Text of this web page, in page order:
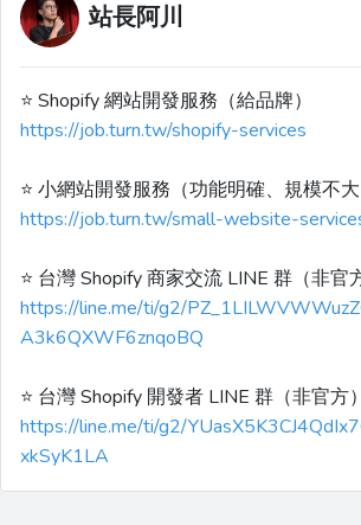
站長阿川
⭐️ Shopify 網站開發服務（給品牌）
https://job.turn.tw/shopify-services
⭐️ 小網站開發服務（功能明確、規模不大
https://job.turn.tw/small-website-
⭐️ 台灣 Shopify 商家交流 LINE 群（非官
https://line.me/ti/g2/
A3k6QXWF6znqoBQ
⭐️ 台灣 Shopify 開發者 LINE 群（非官方）
https://line.me/ti/g2/
xkSyK1LA